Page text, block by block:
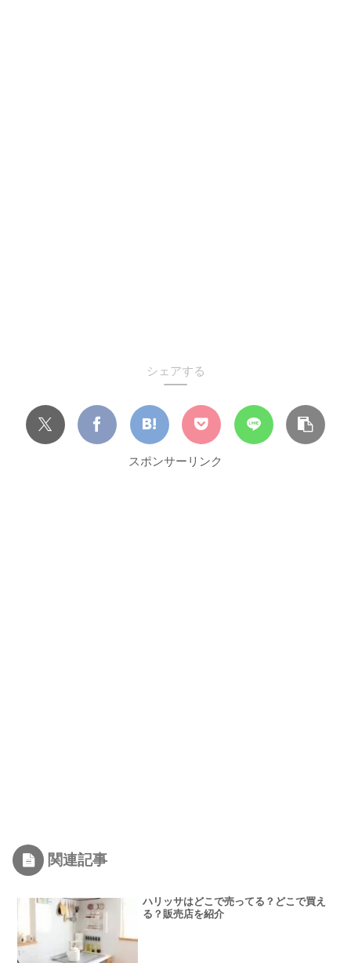
シェアする
スポンサーリンク
関連記事
ハリッサはどこで売ってる？どこで買え
る？販売店を紹介